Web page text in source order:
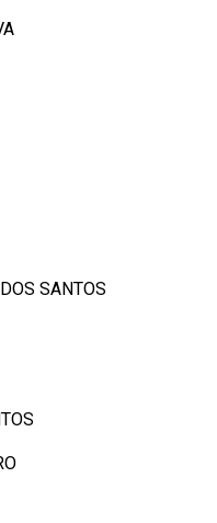
SANTOS